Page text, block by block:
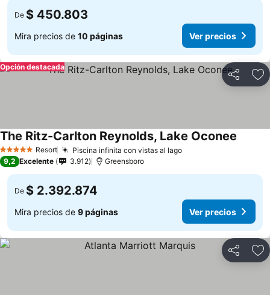
De $ 450.803
Mira precios de 10 páginas Ver precios
Compartir
Opción destacada
5 Estrellas Resort Piscina infinita con vistas al lago
The Ritz-Carlton Reynolds, Lake Oconee
9,2 Excelente 3.912 Greensboro
De $ 2.392.874
Mira precios de 9 páginas Ver precios
Compartir